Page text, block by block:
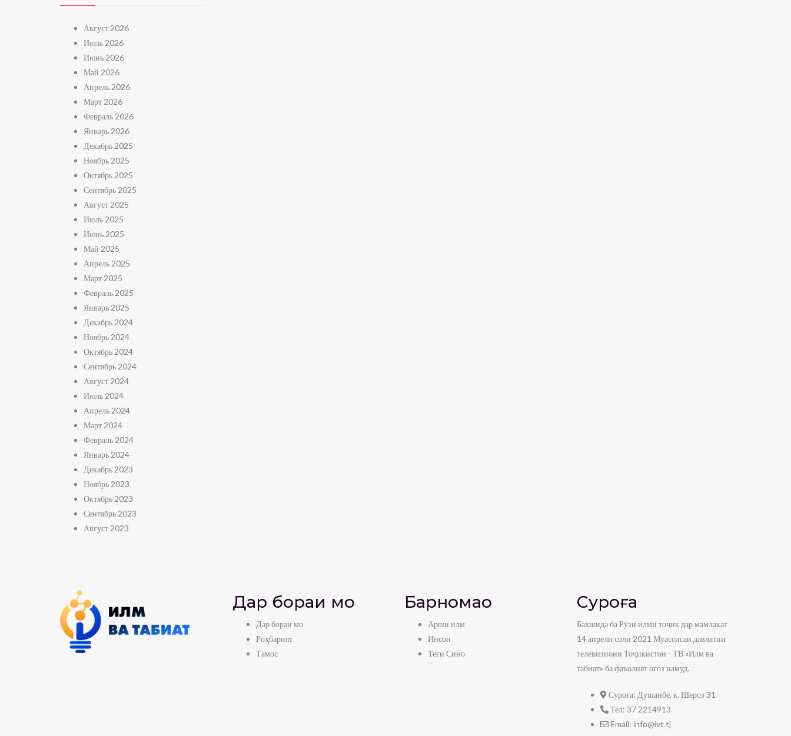
Август 2026
Июль 2026
Июнь 2026
Май 2026
Апрель 2026
Март 2026
Февраль 2026
Январь 2026
Декабрь 2025
Ноябрь 2025
Октябрь 2025
Сентябрь 2025
Август 2025
Июль 2025
Июнь 2025
Май 2025
Апрель 2025
Март 2025
Февраль 2025
Январь 2025
Декабрь 2024
Ноябрь 2024
Октябрь 2024
Сентябрь 2024
Август 2024
Июль 2024
Апрель 2024
Март 2024
Февраль 2024
Январь 2024
Декабрь 2023
Ноябрь 2023
Октябрь 2023
Сентябрь 2023
Август 2023
Дар бораи мо
Дар бораи мо
Роҳбарият
Тамос
Барномаҳо
Арши илм
Инсон
Теғи Сино
Суроға
Бахшида ба Рӯзи илми тоҷик дар мамлакат
14 апрели соли 2021 Муассисаи давлатии
телевизиони Тоҷикистон - ТВ «Илм ва
табиат» ба фаъолият оғоз намуд.
Суроға: Душанбе, к. Шероз 31
Тел: 37 2214913
Email: info@ivt.tj